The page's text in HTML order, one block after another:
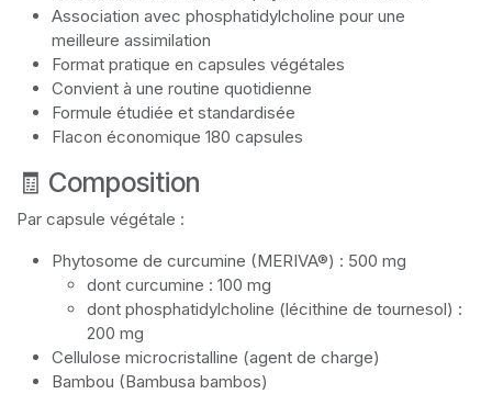
Association avec phosphatidylcholine pour une
meilleure assimilation
Format pratique en capsules végétales
Convient à une routine quotidienne
Formule étudiée et standardisée
Flacon économique 180 capsules
🧾 Composition
Par capsule végétale :
Phytosome de curcumine (MERIVA®) : 500 mg
dont curcumine : 100 mg
dont phosphatidylcholine (lécithine de tournesol) :
200 mg
Cellulose microcristalline (agent de charge)
Bambou (Bambusa bambos)